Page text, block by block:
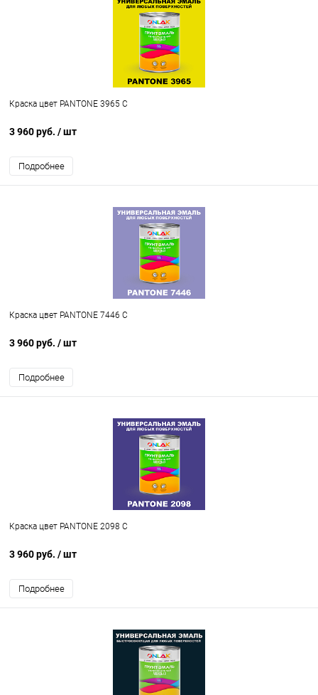
Краска цвет PANTONE 3965 C
3 960 руб. / шт
Подробнее
Краска цвет PANTONE 7446 C
3 960 руб. / шт
Подробнее
Краска цвет PANTONE 2098 C
3 960 руб. / шт
Подробнее